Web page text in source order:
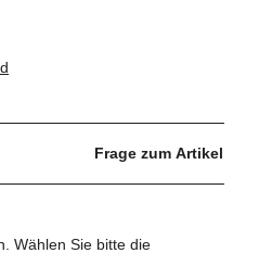
Frage zum Artikel
Wählen Sie bitte die